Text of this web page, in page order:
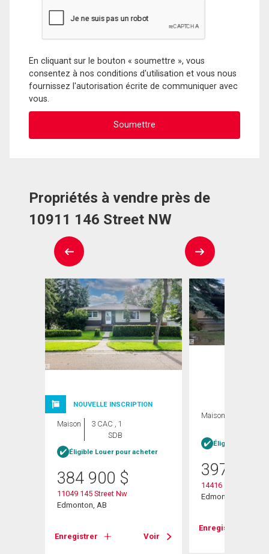
En cliquant sur le bouton « soumettre », vous
consentez à nos conditions d'utilisation et vous nous
fournissez l'autorisation écrite de communiquer avec
vous.
Propriétés à vendre près de
10911 146 Street NW
NOUVELLE INSCRIPTION
Maison
3 CAC , 1
SDB
Éligible Louer pour acheter
384 900 $
11049 145 Street Nw
Edmonton, AB
Enregistrer Voir
Maison
Éligible Louer
397 000
14416 110a
Edmonton, AB
Enregistrer